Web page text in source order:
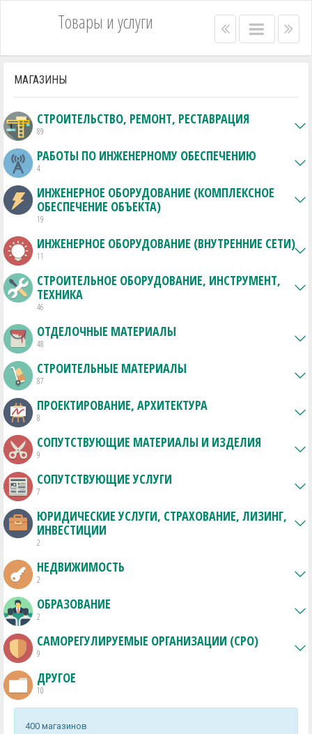
Товары и услуги Left
bar
Main
menu
Right
menu
bar
МАГАЗИНЫ
СТРОИТЕЛЬСТВО, РЕМОНТ, РЕСТАВРАЦИЯ
89
РАБОТЫ ПО ИНЖЕНЕРНОМУ ОБЕСПЕЧЕНИЮ
4
ИНЖЕНЕРНОЕ ОБОРУДОВАНИЕ (КОМПЛЕКСНОЕ
ОБЕСПЕЧЕНИЕ ОБЪЕКТА)
19
ИНЖЕНЕРНОЕ ОБОРУДОВАНИЕ (ВНУТРЕННИЕ СЕТИ)
11
СТРОИТЕЛЬНОЕ ОБОРУДОВАНИЕ, ИНСТРУМЕНТ,
ТЕХНИКА
46
ОТДЕЛОЧНЫЕ МАТЕРИАЛЫ
48
СТРОИТЕЛЬНЫЕ МАТЕРИАЛЫ
87
ПРОЕКТИРОВАНИЕ, АРХИТЕКТУРА
8
СОПУТСТВУЮЩИЕ МАТЕРИАЛЫ И ИЗДЕЛИЯ
9
СОПУТСТВУЮЩИЕ УСЛУГИ
7
ЮРИДИЧЕСКИЕ УСЛУГИ, СТРАХОВАНИЕ, ЛИЗИНГ,
ИНВЕСТИЦИИ
2
НЕДВИЖИМОСТЬ
2
ОБРАЗОВАНИЕ
2
САМОРЕГУЛИРУЕМЫЕ ОРГАНИЗАЦИИ (СРО)
9
ДРУГОЕ
10
400 магазинов